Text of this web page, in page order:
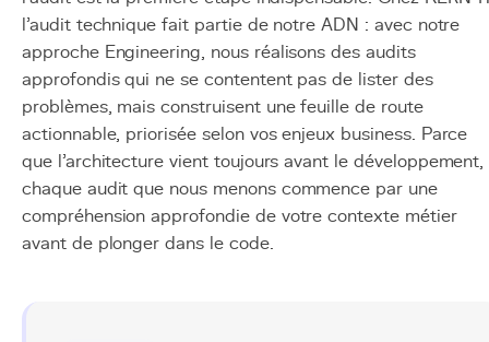
l'audit technique fait partie de notre ADN : avec notre
approche Engineering, nous réalisons des audits
approfondis qui ne se contentent pas de lister des
problèmes, mais construisent une feuille de route
actionnable, priorisée selon vos enjeux business. Parce
que l'architecture vient toujours avant le développement,
chaque audit que nous menons commence par une
compréhension approfondie de votre contexte métier
avant de plonger dans le code.